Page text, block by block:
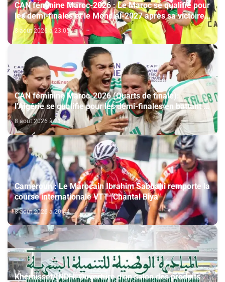
CAN féminine Maroc-2026 : Le Maroc se qualifie pour
les demi-finales et le Mondial-2027 après sa victoire
face à l’Afrique du Sud (2-1)
8 août 2026 à 23:05
CAN féminine Maroc-2026 (Quarts de finale):
l’Algérie se qualifie pour les demi-finales en battant la
Côte d’Ivoire (2-1)
8 août 2026 à 21:18
Cameroun : Le Marocain Ibrahim Sabbahi remporte la
course internationale VTT "Chantal Biya"
8 août 2026 à 20:44
Khémisset/INDH: Ouverture d'un salon des produits